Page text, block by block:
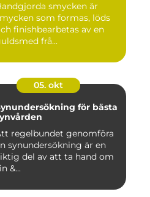
smycken är
som formas, löds
finishbearbetas av en
frå...
05. okt
för bästa
regelbundet genomföra
synundersökning är en
del av att ta hand om
&...